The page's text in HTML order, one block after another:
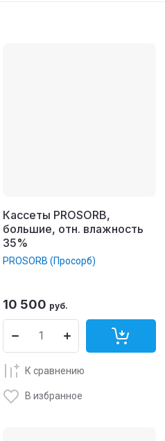
Кассеты PROSORB,
большие, отн. влажность
35%
PROSORB (Просорб)
10 500 руб.
К сравнению
В избранное